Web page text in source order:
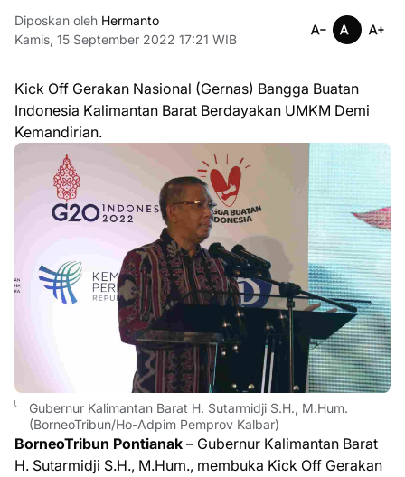
Diposkan oleh Hermanto
Kamis, 15 September 2022 17:21 WIB
Kick Off Gerakan Nasional (Gernas) Bangga Buatan
Indonesia Kalimantan Barat Berdayakan UMKM Demi
Kemandirian.
Gubernur Kalimantan Barat H. Sutarmidji S.H., M.Hum.
(BorneoTribun/Ho-Adpim Pemprov Kalbar)
BorneoTribun Pontianak – Gubernur Kalimantan Barat
H. Sutarmidji S.H., M.Hum., membuka Kick Off Gerakan